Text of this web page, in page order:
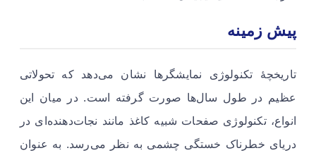
پیش زمینه
تاریخچۀ تکنولوژی نمایشگرها نشان می‌دهد که تحولاتی
عظیم در طول سال‌ها صورت گرفته است. در میان این
انواع، تکنولوژی صفحات شبیه کاغذ مانند نجات‌دهنده‌ای در
دریای خطرناک خستگی چشمی به نظر می‌رسد. به عنوان